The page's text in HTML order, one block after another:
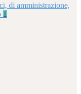
di amministrazione,
1